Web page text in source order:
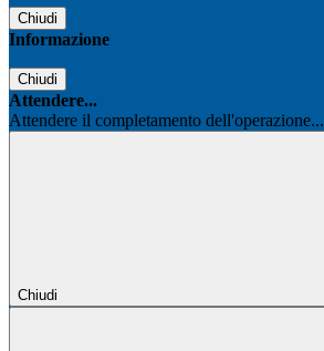
Chiudi
Informazione
Chiudi
Attendere...
Attendere il completamento dell'operazione...
Chiudi